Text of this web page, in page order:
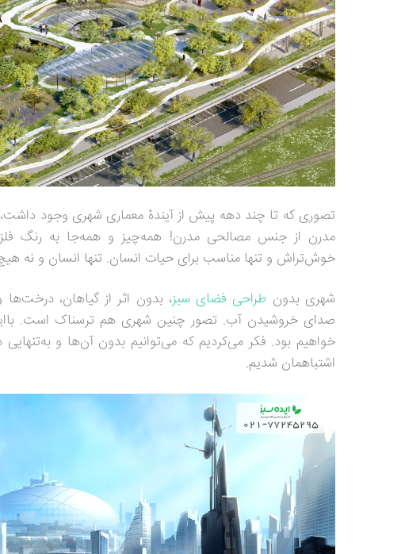
تصوری که تا چند دهه پیش از آینده معماری شهری وجود
مدرن از جنس مصالحی مدرن! همه‌چیز و همه‌جا به رنگ
خوش‌تراش و تنها مناسب برای حیات انسان. تنها انسان و نه
شهری بدون طراحی فضای سبز، بدون اثر از گیاهان،
صدای خروشیدن آب. تصور چنین شهری هم ترسناک است.
خواهیم بود. فکر می‌کردیم که می‌توانیم بدون آن‌ها و
اشتباهمان شدیم.